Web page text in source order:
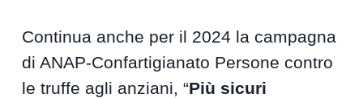
Continua anche per il 2024 la campagna
di ANAP-Confartigianato Persone contro
le truffe agli anziani, “Più sicuri